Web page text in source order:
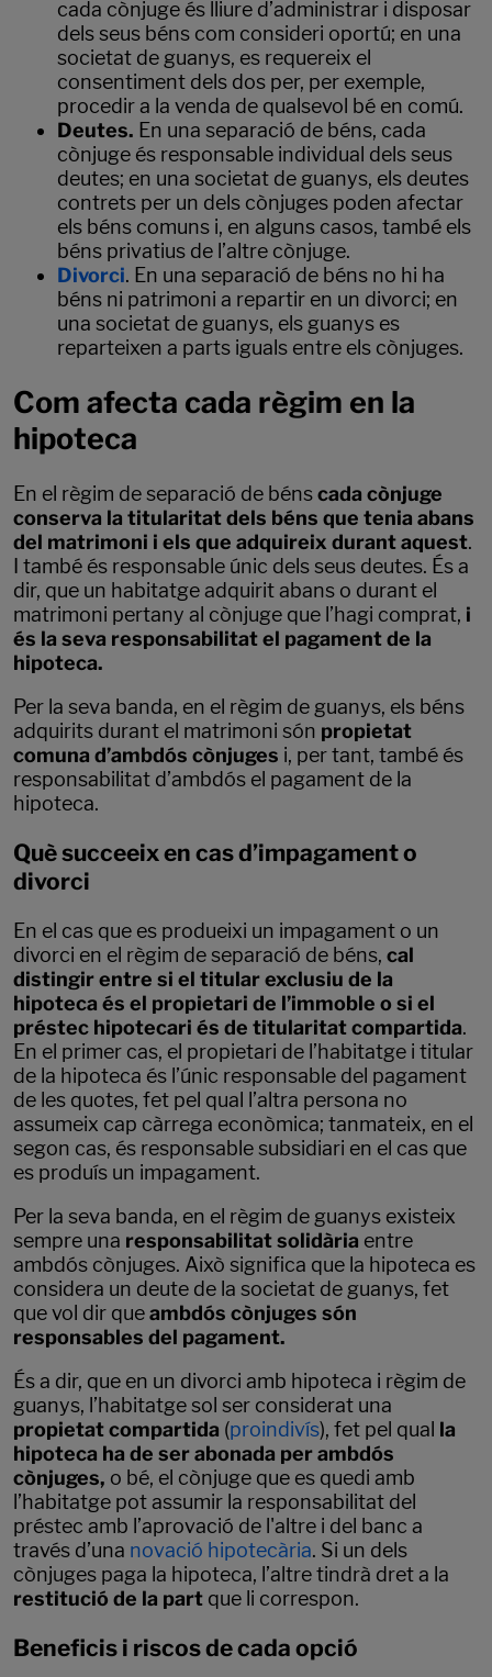
cada cònjuge és lliure d’administrar i disposar
dels seus béns com consideri oportú; en una
societat de guanys, es requereix el
consentiment dels dos per, per exemple,
procedir a la venda de qualsevol bé en comú.
Deutes. En una separació de béns, cada
cònjuge és responsable individual dels seus
deutes; en una societat de guanys, els deutes
contrets per un dels cònjuges poden afectar
els béns comuns i, en alguns casos, també els
béns privatius de l’altre cònjuge.
Divorci. En una separació de béns no hi ha
béns ni patrimoni a repartir en un divorci; en
una societat de guanys, els guanys es
reparteixen a parts iguals entre els cònjuges.
Com afecta cada règim en la
hipoteca
En el règim de separació de bénscada cònjuge
conserva la titularitat dels béns que tenia abans
del matrimoni i els que adquireix durant aquest.
I també és responsable únic dels seus deutes. És a
dir, que un habitatge adquirit abans o durant el
matrimoni pertany al cònjuge que l’hagi comprat, i
és la seva responsabilitat el pagament de la
hipoteca.
Per la seva banda, en el règim de guanys, els béns
adquirits durant el matrimoni són propietat
comuna d’ambdós cònjuges i, per tant, també és
responsabilitat d’ambdós el pagament de la
hipoteca.
Què succeeix en cas d’impagament o
divorci
En el cas que es produeixi un impagament o un
divorci en el règim de separació de béns, cal
distingir entre si el titular exclusiu de la
hipoteca és el propietari de l’immoble o si el
préstec hipotecari és de titularitat compartida.
En el primer cas, el propietari de l’habitatge i titular
de la hipoteca és l’únic responsable del pagament
de les quotes, fet pel qual l’altra persona no
assumeix cap càrrega econòmica; tanmateix, en el
segon cas, és responsable subsidiari en el cas que
es produís un impagament.
Per la seva banda, en el règim de guanys existeix
sempre una responsabilitat solidària entre
ambdós cònjuges. Això significa que la hipoteca es
considera un deute de la societat de guanys, fet
que vol dir queambdós cònjuges són
responsables del pagament.
És a dir, que en un divorci amb hipoteca i règim de
guanys, l’habitatge sol ser considerat una
propietat compartida (proindivís), fet pel qual la
hipoteca ha de ser abonada per ambdós
cònjuges, o bé, el cònjuge que es quedi amb
l’habitatge pot assumir la responsabilitat del
préstec amb l’aprovació de l'altre i del banc a
través d’una novació hipotecària. Si un dels
cònjuges paga la hipoteca, l’altre tindrà dret a la
restitució de la part que li correspon.
Beneficis i riscos de cada opció